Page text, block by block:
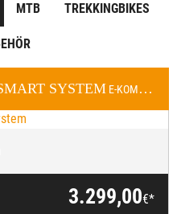
MTB TREKKINGBIKES
SYSTEM E-KOMPAKTRAD
3.299,00€*